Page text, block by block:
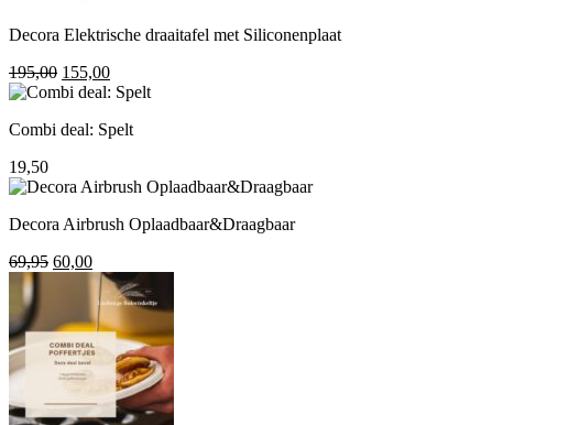
Decora Elektrische draaitafel met Siliconenplaat
195,00 Oorspronkelijke
prijs
195,00.
155,00Huidige
prijs
155,00.
Combi deal: Spelt
19,50
Decora Airbrush Oplaadbaar&Draagbaar
69,95 Oorspronkelijke
69,95.
60,00Huidige
prijs
is:
60,00.